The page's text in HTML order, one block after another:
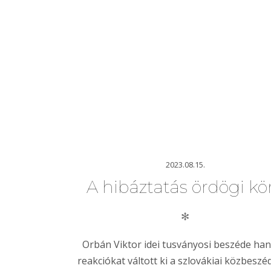
2023.08.15.
A hibáztatás ördögi
✻
Orbán Viktor idei tusványosi beszéde
reakciókat váltott ki a szlovákiai